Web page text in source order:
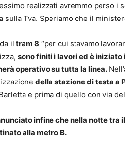
realizzati avremmo perso
sulla Tva. Speriamo che il
il tram 8 “per cui stavamo
sono finiti i lavori ed è
operativo su tutta la linea.
della stazione di testa a
e prima di quello con via
infine che nella notte
alla metro B.